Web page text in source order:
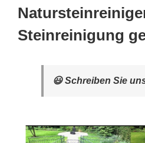
Steinreinigung
😃 Schreiben Sie